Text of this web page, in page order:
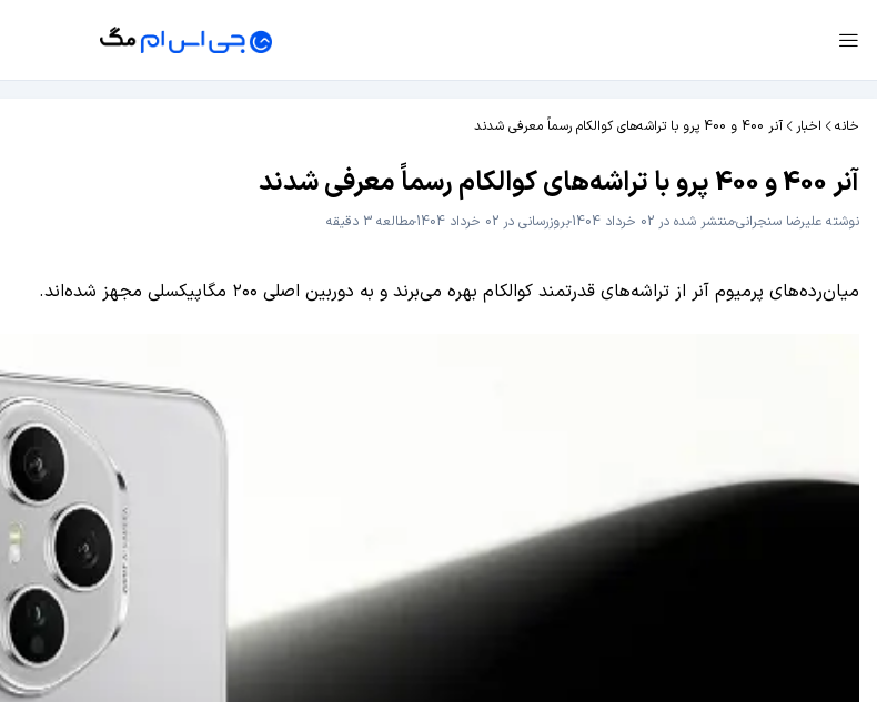
خانه اخبار آنر 400 و 400 پرو با تراشه‌های کوالکام رسماً معرفی شدند
آنر 400 و 400 پرو با تراشه‌های کوالکام رسماً معرفی شدند
نوشته علیرضا سنجرانیمنتشر شده در 02 خرداد 1404 بروزرسانی در 02 خرداد 1404
مطالعه 3 دقیقه
میان‌رده‌های پرمیوم آنر از تراشه‌های قدرتمند کوالکام بهره می‌برند و به دوربین اصلی ۲۰۰ مگاپیکسلی مجهز شده‌اند.